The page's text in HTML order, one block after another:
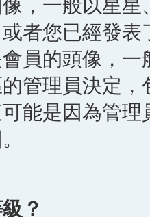
，一般以星
者您已經發
員的頭像，
管理員決定
能是因為管
？